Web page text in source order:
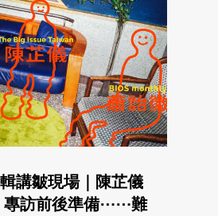
講皺現場｜陳芷儀
專訪前後準備⋯⋯難